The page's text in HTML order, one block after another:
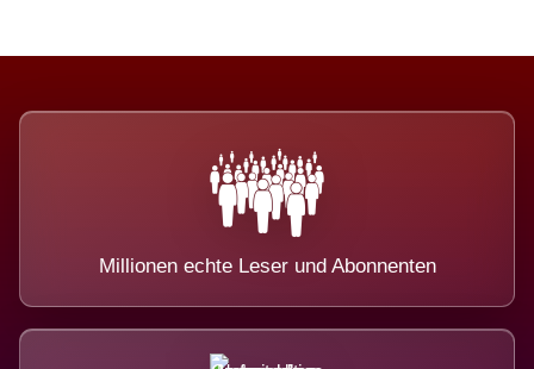
Millionen echte Leser und Abonnenten